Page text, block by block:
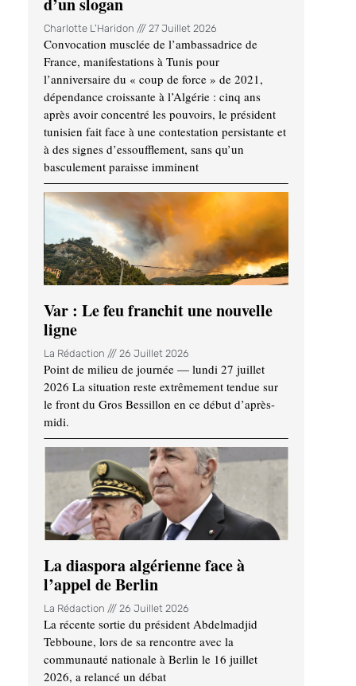
Charlotte L'Haridon 27 Juillet 2026
Convocation musclée de l’ambassadrice de
France, manifestations à Tunis pour
l’anniversaire du « coup de force » de 2021,
dépendance croissante à l’Algérie : cinq ans
après avoir concentré les pouvoirs, le président
tunisien fait face à une contestation persistante et
à des signes d’essoufflement, sans qu’un
basculement paraisse imminent
Var : Le feu franchit une nouvelle
ligne
La Rédaction 26 Juillet 2026
Point de milieu de journée — lundi 27 juillet
2026 La situation reste extrêmement tendue sur
le front du Gros Bessillon en ce début d’après-
midi.
La diaspora algérienne face à
l’appel de Berlin
La Rédaction 26 Juillet 2026
La récente sortie du président Abdelmadjid
Tebboune, lors de sa rencontre avec la
communauté nationale à Berlin le 16 juillet
2026, a relancé un débat